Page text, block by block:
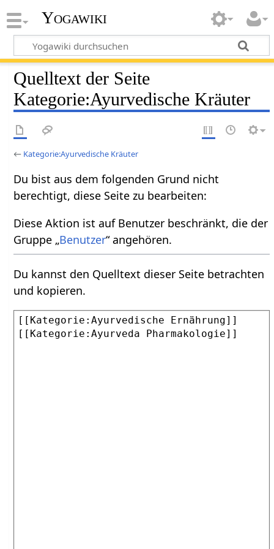
Yogawiki
Quelltext der Seite
Kategorie:Ayurvedische Kräuter
← Kategorie:Ayurvedische Kräuter
Du bist aus dem folgenden Grund nicht
berechtigt, diese Seite zu bearbeiten:
Diese Aktion ist auf Benutzer beschränkt, die der
Gruppe „Benutzer“ angehören.
Du kannst den Quelltext dieser Seite betrachten
und kopieren.